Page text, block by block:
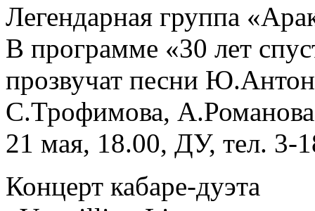
Легендарная группа
В программе «30 лет
прозвучат песни
С.Трофимова,
21 мая, 18.00, ДУ, тел. 3-
Концерт кабаре-дуэта